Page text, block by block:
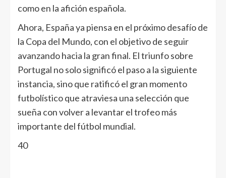
como en la afición española.
Ahora, España ya piensa en el próximo desafío de
la Copa del Mundo, con el objetivo de seguir
avanzando hacia la gran final. El triunfo sobre
Portugal no solo significó el paso a la siguiente
instancia, sino que ratificó el gran momento
futbolístico que atraviesa una selección que
sueña con volver a levantar el trofeo más
importante del fútbol mundial.
40